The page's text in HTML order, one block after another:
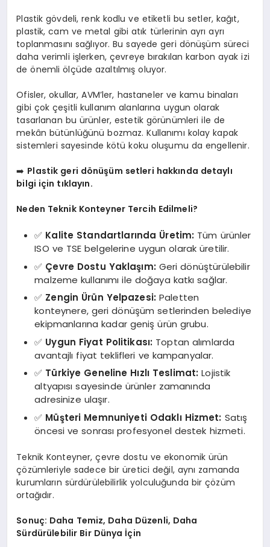
Plastik gövdeli, renk kodlu ve etiketli bu setler, kağıt,
plastik, cam ve metal gibi atık türlerinin ayrı ayrı
toplanmasını sağlıyor. Bu sayede geri dönüşüm süreci
daha verimli işlerken, çevreye bırakılan karbon ayak izi
de önemli ölçüde azaltılmış oluyor.
Ofisler, okullar, AVM’ler, hastaneler ve kamu binaları
gibi çok çeşitli kullanım alanlarına uygun olarak
tasarlanan bu ürünler, estetik görünümleri ile de
mekân bütünlüğünü bozmaz. Kullanımı kolay kapak
sistemleri sayesinde kötü koku oluşumu da engellenir.
➡️ Plastik geri dönüşüm setleri hakkında detaylı
bilgi için tıklayın.
Neden Teknik Konteyner Tercih Edilmeli?
✅ Kalite Standartlarında Üretim: Tüm ürünler
ISO ve TSE belgelerine uygun olarak üretilir.
✅ Çevre Dostu Yaklaşım: Geri dönüştürülebilir
malzeme kullanımı ile doğaya katkı sağlar.
✅ Zengin Ürün Yelpazesi: Paletten
konteynere, geri dönüşüm setlerinden belediye
ekipmanlarına kadar geniş ürün grubu.
✅ Uygun Fiyat Politikası: Toptan alımlarda
avantajlı fiyat teklifleri ve kampanyalar.
✅ Türkiye Geneline Hızlı Teslimat: Lojistik
altyapısı sayesinde ürünler zamanında
adresinize ulaşır.
✅ Müşteri Memnuniyeti Odaklı Hizmet: Satış
öncesi ve sonrası profesyonel destek hizmeti.
Teknik Konteyner, çevre dostu ve ekonomik ürün
çözümleriyle sadece bir üretici değil, aynı zamanda
kurumların sürdürülebilirlik yolculuğunda bir çözüm
ortağıdır.
Sonuç: Daha Temiz, Daha Düzenli, Daha
Sürdürülebilir Bir Dünya İçin